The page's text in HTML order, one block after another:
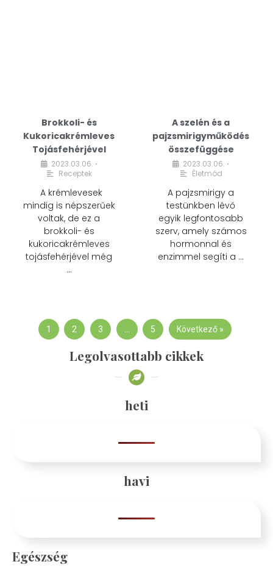
Brokkoli- és
Kukoricakrémleves
Tojásfehérjével
2023.03.06. •
Receptek
A krémlevesek
mindig is népszerűek
voltak, de ez a
brokkoli- és
kukoricakrémleves
tojásfehérjével még
…
A szelén és a
pajzsmirigyműködés
összefüggése
2023.03.06. •
Életmód
A pajzsmirigy a
testünkben lévő
egyik legfontosabb
szerv, amely számos
hormonnal és
enzimmel segíti a …
1 2 3 … 5 Következő »
Legolvasottabb cikkek
heti
havi
Egészség